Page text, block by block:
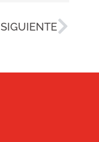
SIGUIENTE